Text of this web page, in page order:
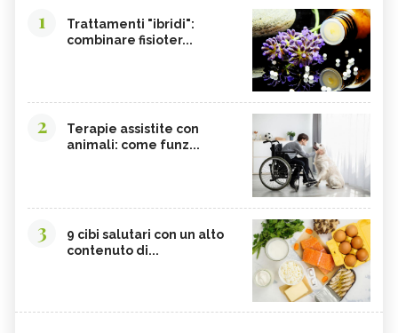
1
Trattamenti "ibridi":
combinare fisioter...
2
Terapie assistite con
animali: come funz...
3
9 cibi salutari con un alto
contenuto di...